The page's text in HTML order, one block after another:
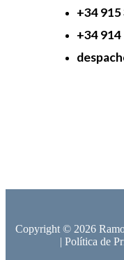
+34
+34
Copyright © 2026
| Política de